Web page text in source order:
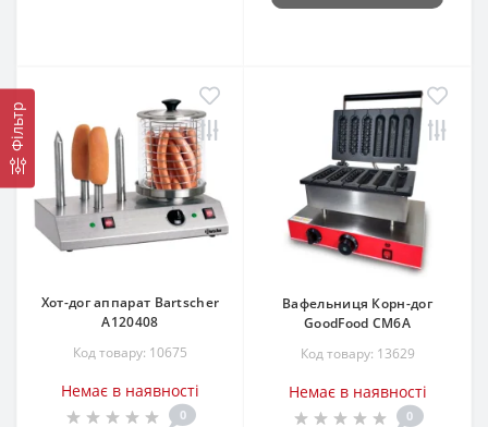
Фільтр
Хот-дог аппарат Bartscher
A120408
Код товару: 10675
Немає в наявності
0
Вафельниця Корн-дог
GoodFood CM6A
Код товару: 13629
Немає в наявності
0